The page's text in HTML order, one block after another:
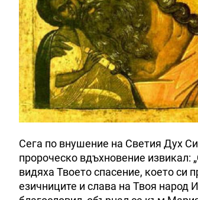
Сега по внушение на Светия Дух
пророческо вдъхновение извикал:
видяха Твоето спасение, което си
езичниците и слава на Твоя народ